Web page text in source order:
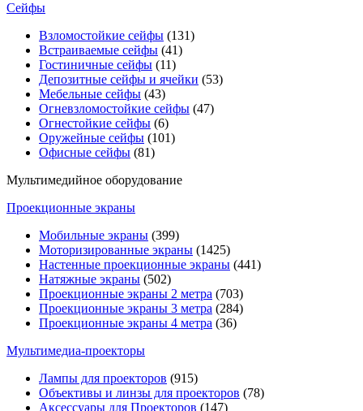
Сейфы
Взломостойкие сейфы (131)
Встраиваемые сейфы (41)
Гостиничные сейфы (11)
Депозитные сейфы и ячейки (53)
Мебельные сейфы (43)
Огневзломостойкие сейфы (47)
Огнестойкие сейфы (6)
Оружейные сейфы (101)
Офисные сейфы (81)
Мультимедийное оборудование
Проекционные экраны
Мобильные экраны (399)
Моторизированные экраны (1425)
Настенные проекционные экраны (441)
Натяжные экраны (502)
Проекционные экраны 2 метра (703)
Проекционные экраны 3 метра (284)
Проекционные экраны 4 метра (36)
Мультимедиa-проекторы
Лампы для проекторов (915)
Объективы и линзы для проекторов (78)
Аксессуары для Проекторов (147)